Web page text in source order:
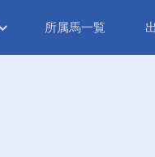
所属馬一覧